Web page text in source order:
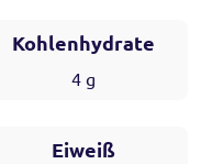
Kohlenhydrate
4g
Eiweiß